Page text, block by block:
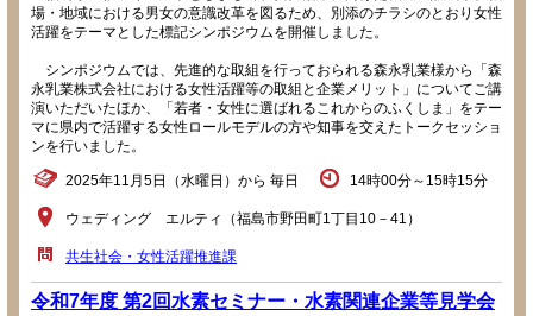
場・地域における男女の意識改革を図るため、別添のチラシのとおり女性
活躍をテーマとした標記シンポジウムを開催しました。
シンポジウムでは、先進的な取組を行っておられる森永乳業様から「森
永乳業株式会社における女性活躍等の取組と企業メリット」についてご講
演いただいたほか、「若者・女性に選ばれるこれからのふくしま」をテー
マに県内で活躍する女性ロールモデルの方や知事を交えたトークセッショ
ンを行いました。
2025年11月5日（水曜日）から 毎日 14時00分～15時15分
ウェディング エルティ（福島市野田町1丁目10－41）
共生社会・女性活躍推進課
令和7年度 第2回水素セミナー・水素関連企業等見学会